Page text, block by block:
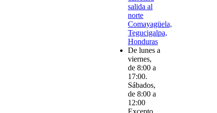
salida al
norte
Comayagüela,
Tegucigalpa,
Honduras
De lunes a
viernes,
de 8:00 a
17:00.
Sábados,
de 8:00 a
12:00
Excepto